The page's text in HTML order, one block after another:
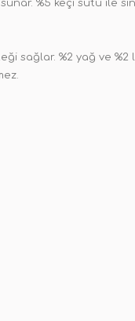
%5 keçi sütü ile
sağlar. %2 yağ ve